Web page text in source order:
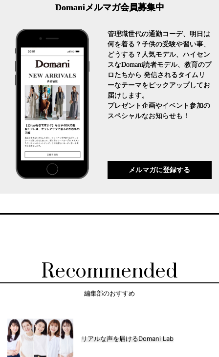
Domaniメルマガ会員募集中
管理職世代の通勤コーデ、明日は
何を着る？子供の受験や習い事、
どうする？人気モデル、ハイセン
スなDomani読者モデル、教育のプ
ロたちから 発信されるタイムリ
ーなテーマをピックアップしてお
届けします。
プレゼント企画やイベント参加の
スペシャルなお知らせも！
メルマガに登録する
Recommended
編集部のおすすめ
リアルな声を届けるDomani Lab